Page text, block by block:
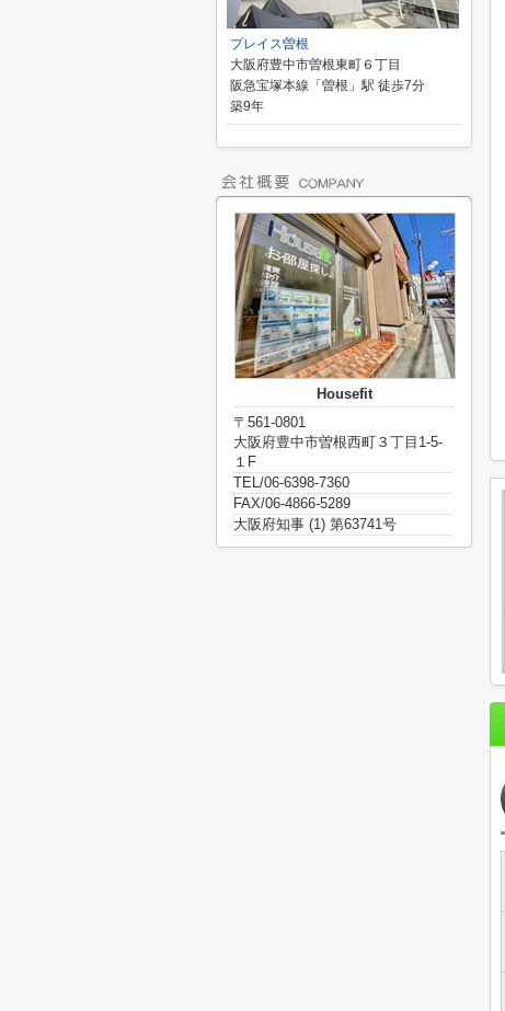
プレイス曽根
大阪府豊中市曽根東町６丁目
阪急宝塚本線「曽根」駅 徒歩7分
築9年
Housefit
〒561-0801
大阪府豊中市曽根西町３丁目1-5-
１F
TEL/06-6398-7360
FAX/06-4866-5289
大阪府知事 (1) 第63741号